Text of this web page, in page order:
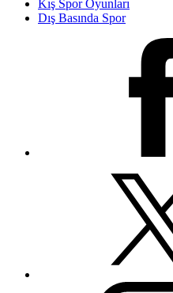
Kış Spor Oyunları
Dış Basında Spor